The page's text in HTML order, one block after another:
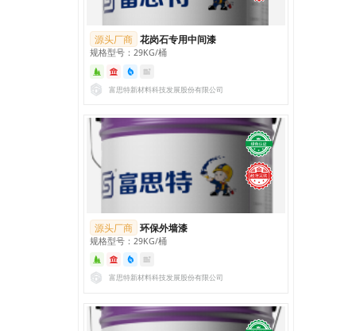
源头厂商 花岗石专用中间漆
规格型号：29KG/桶
富思特新材料科技发展股份有限公司
源头厂商 环保外墙漆
规格型号：29KG/桶
富思特新材料科技发展股份有限公司